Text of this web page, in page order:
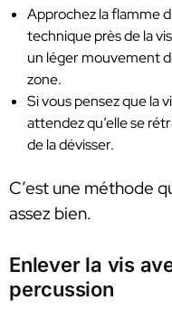
Approchez la flamme
technique près de la
un léger mouvement
zone.
Si vous pensez que la
attendez qu’elle se
de la dévisser.
C’est une méthode
assez bien.
Enlever la vis
percussion